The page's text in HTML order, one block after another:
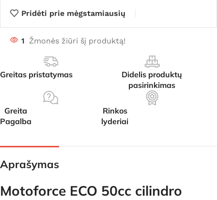
Pridėti prie mėgstamiausių
1 Žmonės žiūri šį produktą!
Greitas pristatymas
Didelis produktų
pasirinkimas
Greita
Pagalba
Rinkos
lyderiai
Aprašymas
Motoforce ECO 50cc cilindro